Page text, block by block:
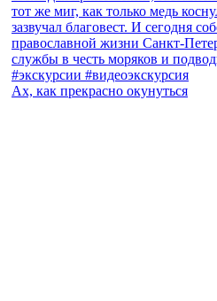
Ах, как прекрасно окунуться